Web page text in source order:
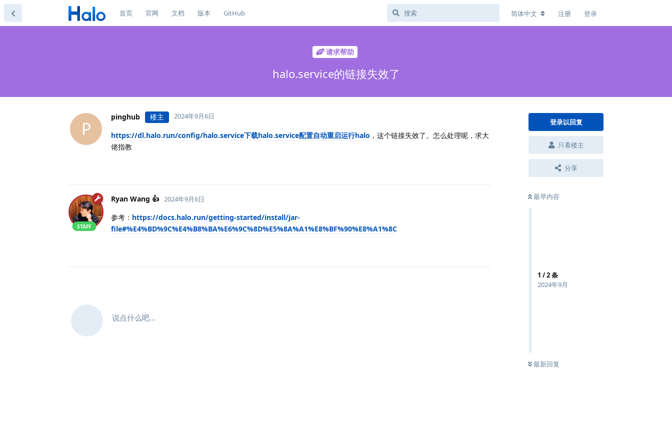
首页 官网 文档 版本 GitHub 简体中文 注册 登录
请求帮助
halo.service的链接失效了
登录以回复
只看楼主
分享
最早内容
1 /2条
2024年9月
最新回复
P
pinghub 楼主 2024年9月6日
https://dl.halo.run/config/halo.service下载halo.service配置自动重启运行halo ，这个链接失效了。怎么处理呢，求大
佬指教
Ryan Wang 👍
STAFF
2024年9月6日
参考： https://docs.halo.run/getting-started/install/jar-
file#%E4%BD%9C%E4%B8%BA%E6%9C%8D%E5%8A%A1%E8%BF%90%E8%A1%8C
说点什么吧...